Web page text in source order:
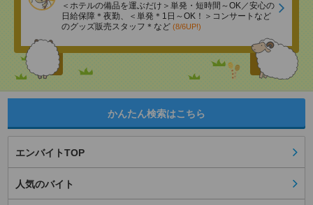
＜ホテルの備品を運ぶだけ＞単発・短時間～OK／安心の
日給保障＊夜勤、＜単発＊1日～OK！＞コンサートなど
のグッズ販売スタッフ＊など (8/6UP!)
かんたん検索はこちら
エンバイトTOP
人気のバイト